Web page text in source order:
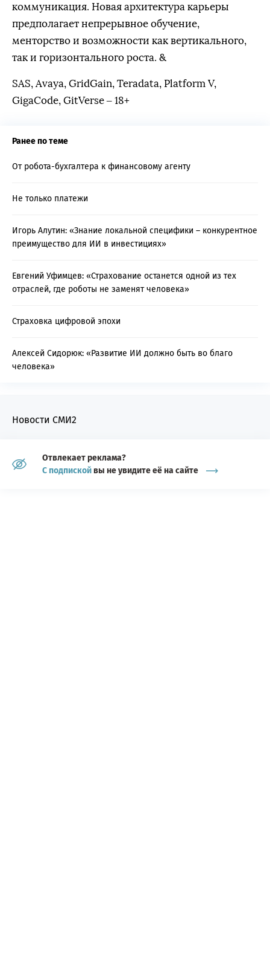
коммуникация. Новая архитектура карьеры
предполагает непрерывное обучение,
менторство и возможности как вертикального,
так и горизонтального роста. &
SAS, Avaya, GridGain, Teradata, Platform V,
GigaCode, GitVerse – 18+
Ранее по теме
От робота-бухгалтера к финансовому агенту
Не только платежи
Игорь Алутин: «Знание локальной специфики – конкурентное
преимущество для ИИ в инвестициях»
Евгений Уфимцев: «Страхование останется одной из тех
отраслей, где роботы не заменят человека»
Страховка цифровой эпохи
Алексей Сидорюк: «Развитие ИИ должно быть во благо
человека»
Новости СМИ2
Отвлекает реклама?
С подпискойвы не увидите её на сайте